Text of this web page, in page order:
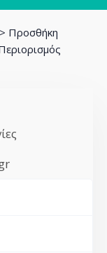
> Προσθήκη